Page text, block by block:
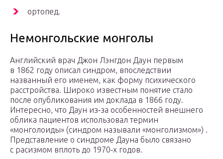
ортопед.
Немонгольские монголы
Английский врач Джон Лэнгдон Даун первым
в 1862 году описал синдром, впоследствии
названный его именем, как форму психического
расстройства. Широко известным понятие стало
после опубликования им доклада в 1866 году.
Интересно, что Даун из‑за особенностей внешнего
облика пациентов использовал термин
«монголоиды» (синдром называли «монголизмом») .
Представление о синдроме Дауна было связано
с расизмом вплоть до 1970‑х ­годов.